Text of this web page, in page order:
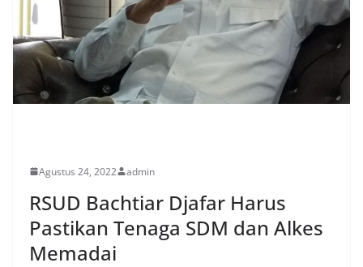
Agustus 24, 2022 admin
RSUD Bachtiar Djafar Harus
Pastikan Tenaga SDM dan Alkes
Memadai